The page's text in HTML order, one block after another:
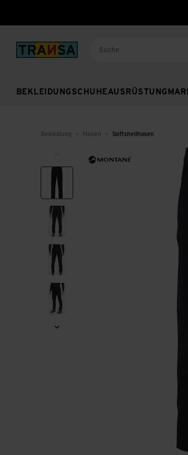
Back to home
BEKLEIDUNGSCHUHEAUSRÜSTUNG
Bekleidung Hosen Softshellhosen